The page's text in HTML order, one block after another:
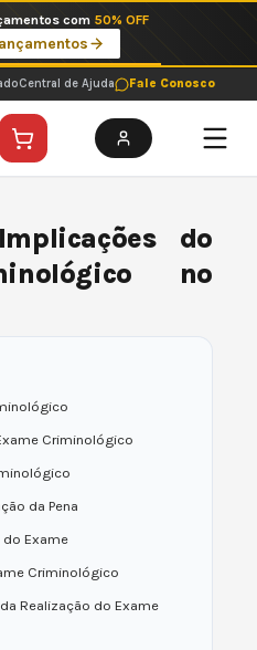
com 50% OFF
Central de Ajuda Fale Conosco
do
no
Criminológico
da Pena
do Exame
Criminológico
Realização do Exame